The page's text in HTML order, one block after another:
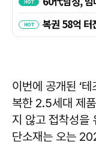
이번에 공개된 ‘
복한 2.5세대 제
지 않고 접착성을
단소재는 오는